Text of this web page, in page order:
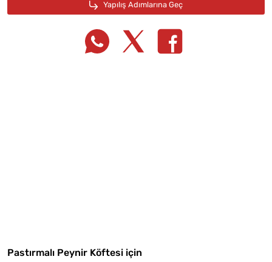
Pastırmalı Peynir Köftesi için